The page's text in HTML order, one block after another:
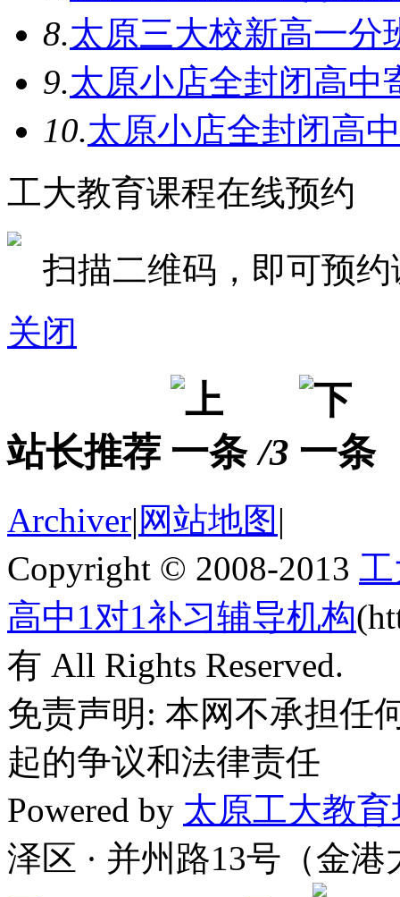
8.太原三大校新高一分
9.太原小店全封闭高中
10.太原小店全封闭高
工大教育课程在线预约
扫描二维码，即可预
关闭
站长推荐 /3
Archiver| 网站地图 |
Copyright © 2008-2013
高中1对1补习辅导机构
有 All Rights Reserved.
免责声明: 本网不承担任
起的争议和法律责任
Powered by 太原工大教
泽区 · 并州路13号（金